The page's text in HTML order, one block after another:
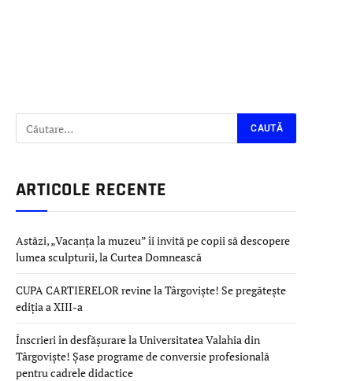
ARTICOLE RECENTE
Astăzi, „Vacanța la muzeu” îi invită pe copii să descopere
lumea sculpturii, la Curtea Domnească
CUPA CARTIERELOR revine la Târgoviște! Se pregătește
ediția a XIII-a
Înscrieri în desfășurare la Universitatea Valahia din
Târgoviște! Șase programe de conversie profesională
pentru cadrele didactice